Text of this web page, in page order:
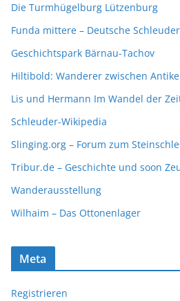
Die Turmhügelburg Lützenburg
Funda mittere – Deutsche
Geschichtspark Bärnau-Tachov
Hiltibold: Wanderer zwischen
Lis und Hermann Im Wandel der
Schleuder-Wikipedia
Slinging.org – Forum zum
Tribur.de – Geschichte und soon
Wanderausstellung
Wilhaim – Das Ottonenlager
Meta
Registrieren